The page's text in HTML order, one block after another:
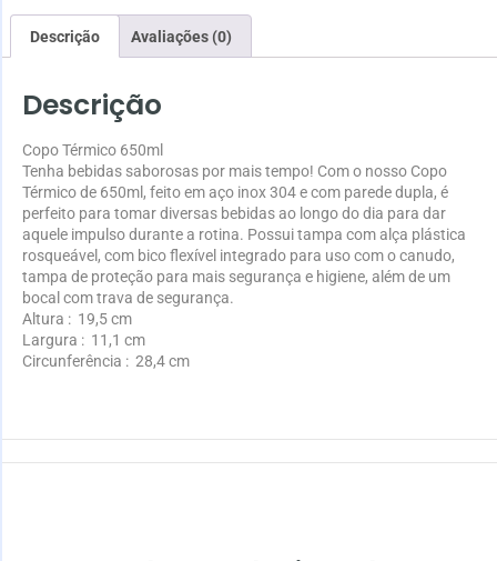
Descrição Avaliações (0)
Descrição
Copo Térmico 650ml
Tenha bebidas saborosas por mais tempo! Com o nosso Copo
Térmico de 650ml, feito em aço inox 304 e com parede dupla, é
perfeito para tomar diversas bebidas ao longo do dia para dar
aquele impulso durante a rotina. Possui tampa com alça plástica
rosqueável, com bico flexível integrado para uso com o canudo,
tampa de proteção para mais segurança e higiene, além de um
bocal com trava de segurança.
Altura : 19,5 cm
Largura : 11,1 cm
Circunferência : 28,4 cm